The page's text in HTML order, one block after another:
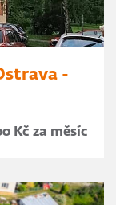
-
Kč za měsíc